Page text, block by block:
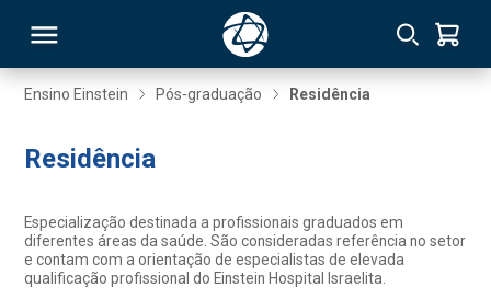
Ensino Einstein Pós-graduação Residência
Residência
Especialização destinada a profissionais graduados em
diferentes áreas da saúde. São consideradas referência no setor
e contam com a orientação de especialistas de elevada
qualificação profissional do Einstein Hospital Israelita.